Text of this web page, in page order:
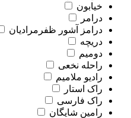
خیابون
درامر
درامز آشور ظفرمرادیان
دریچه
دومیم
راحله نخعی
رادیو ملامیم
راک استار
راک فارسی
رامین شایگان